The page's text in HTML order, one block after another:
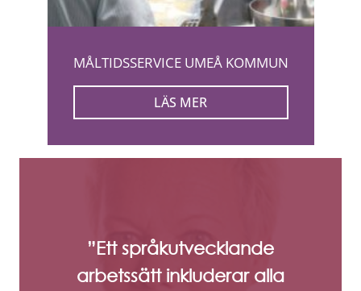
MÅLTIDSSERVICE UMEÅ KOMMUN
LÄS MER
”Ett språkutvecklande
arbetssätt inkluderar alla